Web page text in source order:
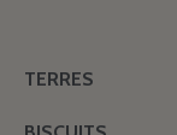
TERRES